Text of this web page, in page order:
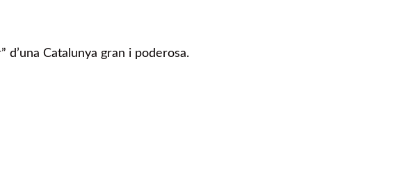
d’una Catalunya gran i poderosa.